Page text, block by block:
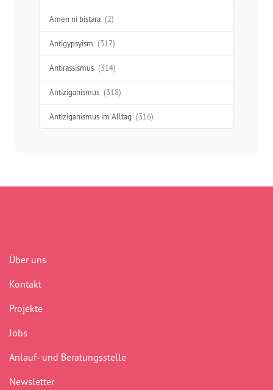
Amen ni bistara (2)
Antigypsyism (317)
Antirassismus (314)
Antiziganismus (318)
Antiziganismus im Alltag (316)
Austausch (48)
Chancengerechtigkeit
commemoration
Über uns
Kontakt
Projekte
Jobs
Anlauf- und Beratungsstelle
Newsletter